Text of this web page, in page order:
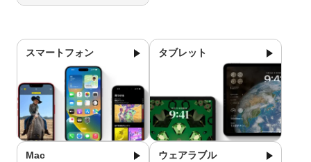
スマートフォン タブレット
Mac ウェアラブル